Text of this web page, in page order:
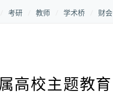
考研 教师 学术桥 财会
高校主题教育